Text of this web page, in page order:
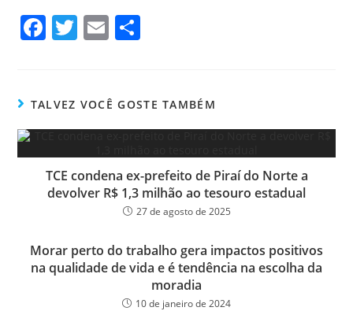
Fa
ok
T
er
E
TALVEZ VOCÊ GOSTE TAMBÉM
TCE condena ex-prefeito de Piraí do Norte a
devolver R$ 1,3 milhão ao tesouro estadual
27 de agosto de 2025
Morar perto do trabalho gera impactos positivos
na qualidade de vida e é tendência na escolha da
moradia
10 de janeiro de 2024